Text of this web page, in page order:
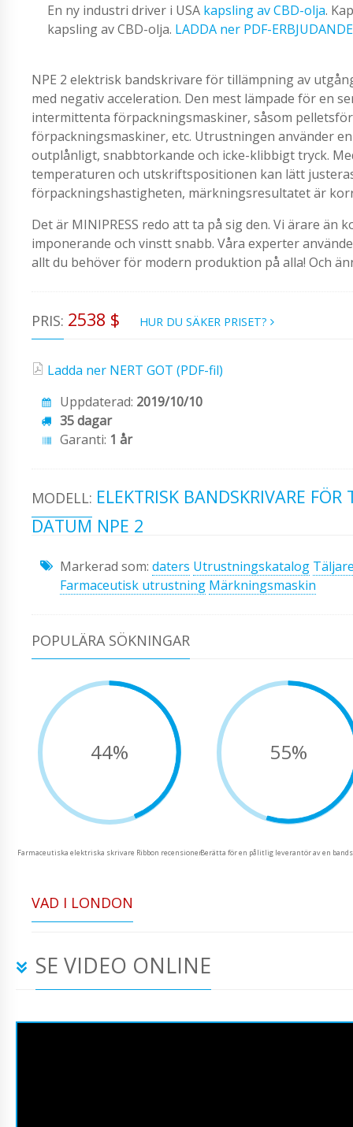
En ny industri driver i USA kapsling av CBD-olja.
kapsling av CBD-olja. LADDA ner PDF-
NPE 2 elektrisk bandskrivare för tillämpning av
med negativ acceleration. Den mest lämpade för en
intermittenta förpackningsmaskiner, såsom
förpackningsmaskiner, etc. Utrustningen använder
outplånligt, snabbtorkande och icke-klibbigt tryck.
temperaturen och utskriftspositionen kan lätt
förpackningshastigheten, märkningsresultatet är
Det är MINIPRESS redo att ta på sig den. Vi ärare
imponerande och vinstt snabb. Våra experter
allt du behöver för modern produktion på alla! Och
PRIS: 2538 $ HUR DU SÄKER PRISET?
Ladda ner NERT GOT (PDF-fil)
Uppdaterad: 2019/10/10
35 dagar
Garanti: 1 år
MODELL: ELEKTRISK BANDSKRIVARE
DATUM NPE 2
Markerad som: daters Utrustningskatalog
Farmaceutisk utrustning Märkningsmaskin
POPULÄRA SÖKNINGAR
44%
Farmaceutiska elektriska skrivare Ribbon recensioner
55%
Berätta för en pålitlig leverantör av en
VAD I LONDON
SE VIDEO ONLINE